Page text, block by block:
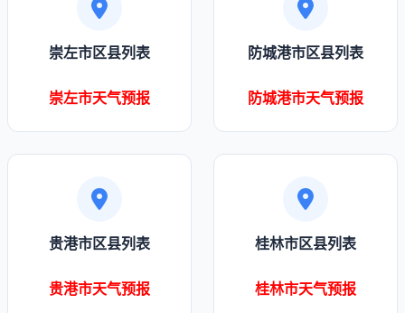
崇左市区县列表
崇左市天气预报
防城港市区县列表
防城港市天气预报
贵港市区县列表
贵港市天气预报
桂林市区县列表
桂林市天气预报